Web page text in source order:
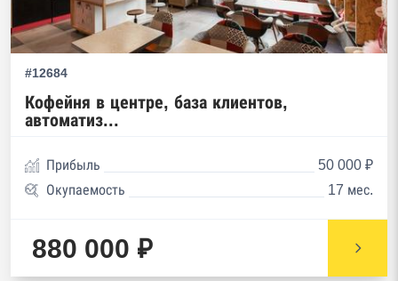
#12684
Кофейня в центре, база клиентов,
автоматиз...
Прибыль
50 000 ₽
Окупаемость
17 мес.
880 000 ₽